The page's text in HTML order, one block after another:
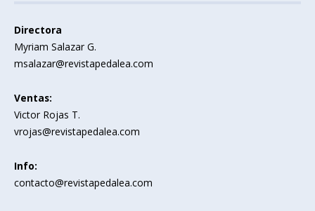
Directora
Myriam Salazar G.
msalazar@revistapedalea.com
Ventas:
Victor Rojas T.
vrojas@revistapedalea.com
Info:
contacto@revistapedalea.com